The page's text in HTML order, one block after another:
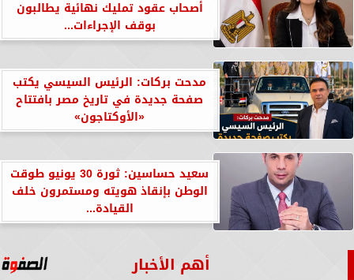
أصحاب عقود تمليك نهائية يطالبون
بوقف الإجراءات...
مدحت بركات: الرئيس السيسي يكتب
صفحة جديدة في تاريخ مصر بافتتاح
«الأوكتاجون»
سعيد حساسين: ثورة 30 يونيو طوقت
الوطن بإنقاذ هويته ومستمرون خلف
القيادة...
أهم الأخبار